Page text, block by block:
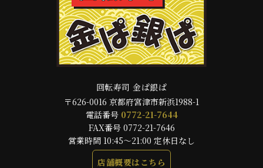
回転寿司 金ぱ銀ぱ
〒626-0016 京都府宮津市新浜1988-1
電話番号 0772-21-7644
FAX番号 0772-21-7646
営業時間 10:45～21:00 定休日なし
店舗概要はこちら